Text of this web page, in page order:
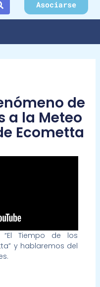
Asociarse
de
a la Meteo
Ecometta
Tiempo de los
y hablaremos del